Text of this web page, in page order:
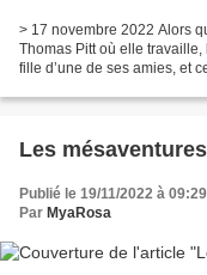
> 17 novembre 2022 Alors
Thomas Pitt où elle
fille d’une de ses amies, et
Les
Publié le 19/11/2022 à 09:29
Par MyaRosa